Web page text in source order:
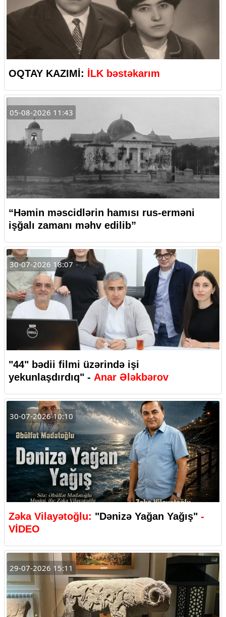
OQTAY KAZIMİ: İLK bəstəkarım
05-08-2026 11:43
“Həmin məscidlərin hamısı rus-erməni
işğalı zamanı məhv edilib”
30-07-2026 18:07
"44" bədii filmi üzərində işi
yekunlaşdırdıq" - Anar Ələkbərov
30-07-2026 10:10
Zəka Vilayətoğlu: "Dənizə Yağan Yağış" -
VİDEO
29-07-2026 15:11